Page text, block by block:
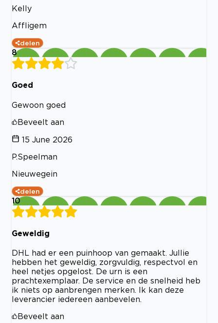
Kelly
Affligem
delen
8
Goed
Gewoon goed
Beveelt aan
15 June 2026
P.Speelman
Nieuwegein
delen
10
Geweldig
DHL had er een puinhoop van gemaakt. Jullie
hebben het geweldig, zorgvuldig, respectvol en
heel netjes opgelost. De urn is een
prachtexemplaar. De service en de snelheid heb
ik niets op aanbrengen merken. Ik kan deze
leverancier iedereen aanbevelen.
Beveelt aan